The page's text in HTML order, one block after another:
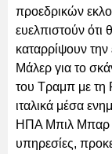
προεδρικών
ευελπιστούν ότι
καταρρίψουν την
Μάλερ για το
του Τραμπ με
ιταλικά μέσα
ΗΠΑ Μπιλ Μπαρ
υπηρεσίες,